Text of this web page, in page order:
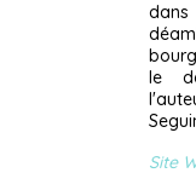
le
Site